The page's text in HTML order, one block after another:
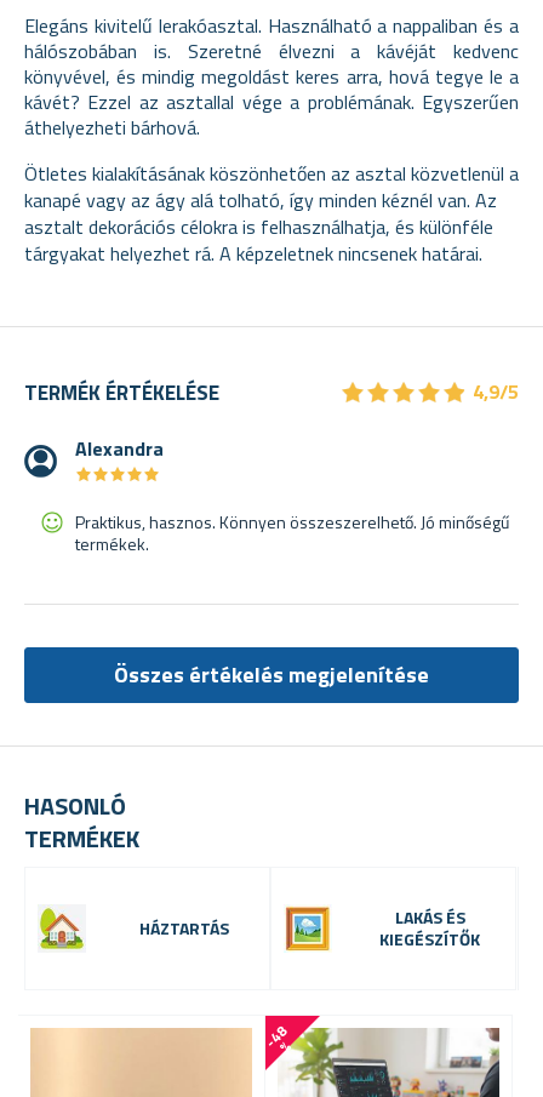
Elegáns kivitelű lerakóasztal. Használható a nappaliban és a
hálószobában is. Szeretné élvezni a kávéját kedvenc
könyvével, és mindig megoldást keres arra, hová tegye le a
kávét? Ezzel az asztallal vége a problémának. Egyszerűen
áthelyezheti bárhová.
Ötletes kialakításának köszönhetően az asztal közvetlenül a
kanapé vagy az ágy alá tolható, így minden kéznél van. Az
asztalt dekorációs célokra is felhasználhatja, és különféle
tárgyakat helyezhet rá. A képzeletnek nincsenek határai.
HASONLÓ
TERMÉKEK
HÁZTARTÁS
LAKÁS ÉS
KIEGÉSZÍTŐK
-
4
8
%
TERMÉK ÉRTÉKELÉSE ★★★★★
★★★★★ 4,9/5
Alexandra
★★★★★
★★★★★
Praktikus, hasznos. Könnyen összeszerelhető. Jó minőségű
termékek.
Összes értékelés megjelenítése